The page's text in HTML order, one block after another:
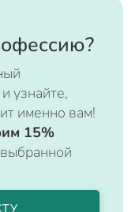
узнайте,
именно вам!
15%